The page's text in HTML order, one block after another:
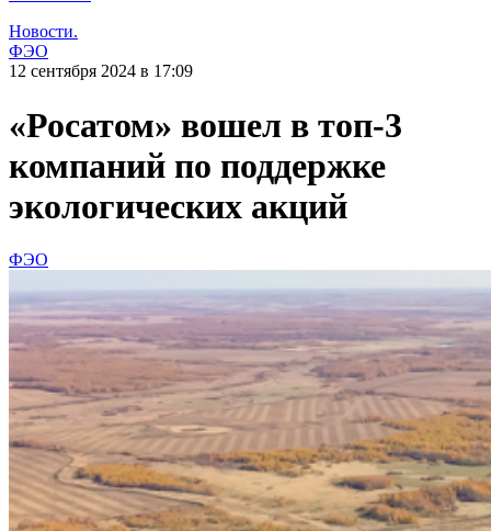
Новости.
ФЭО
12 сентября 2024 в 17:09
«Росатом» вошел в топ-3
компаний по поддержке
экологических акций
ФЭО